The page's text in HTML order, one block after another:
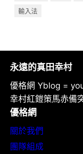
輸入法
永遠的真田幸村
優格網 Yblog =
幸村紅鎧策馬赤備
優格網
關於我們
團隊組成